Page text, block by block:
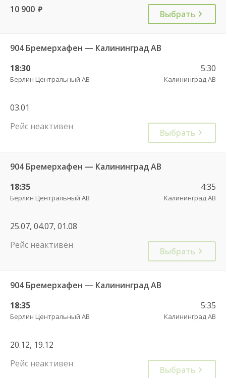
10 900 руб. Выбрать
904 Бремерхафен — Калининград АВ
18:30
Берлин Центральный АВ
5:30
Калининград АВ
03.01
Рейс неактивен
Выбрать
904 Бремерхафен — Калининград АВ
18:35
Берлин Центральный АВ
4:35
Калининград АВ
25.07, 04.07, 01.08
Рейс неактивен
Выбрать
904 Бремерхафен — Калининград АВ
18:35
Берлин Центральный АВ
5:35
Калининград АВ
20.12, 19.12
Рейс неактивен
Выбрать